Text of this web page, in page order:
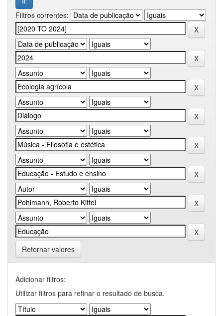
Filtros correntes:
Retornar valores
Adicionar filtros:
Utilizar filtros para refinar o resultado de busca.